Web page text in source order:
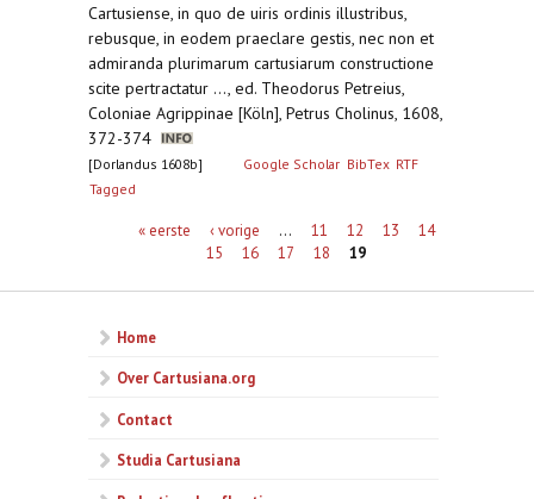
Cartusiense, in quo de uiris ordinis illustribus,
rebusque, in eodem praeclare gestis, nec non et
admiranda plurimarum cartusiarum constructione
scite pertractatur ..., ed. Theodorus Petreius,
Coloniae Agrippinae [Köln], Petrus Cholinus, 1608,
372-374
[Dorlandus 1608b] Google Scholar BibTex RTF
Tagged
Pagina's« eerste ‹ vorige … 11 12 13
14
15
16 17 18 19
Home
Over Cartusiana.org
Contact
Studia Cartusiana